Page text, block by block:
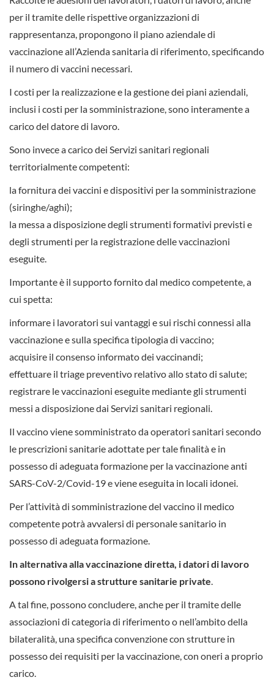
per il tramite delle rispettive organizzazioni di
rappresentanza, propongono il piano aziendale di
vaccinazione all’Azienda sanitaria di riferimento, specificando
il numero di vaccini necessari.
I costi per la realizzazione e la gestione dei piani aziendali,
inclusi i costi per la somministrazione, sono interamente a
carico del datore di lavoro.
Sono invece a carico dei Servizi sanitari regionali
territorialmente competenti:
la fornitura dei vaccini e dispositivi per la somministrazione
(siringhe/aghi);
la messa a disposizione degli strumenti formativi previsti e
degli strumenti per la registrazione delle vaccinazioni
eseguite.
Importante è il supporto fornito dal medico competente, a
cui spetta:
informare i lavoratori sui vantaggi e sui rischi connessi alla
vaccinazione e sulla specifica tipologia di vaccino;
acquisire il consenso informato dei vaccinandi;
effettuare il triage preventivo relativo allo stato di salute;
registrare le vaccinazioni eseguite mediante gli strumenti
messi a disposizione dai Servizi sanitari regionali.
Il vaccino viene somministrato da operatori sanitari secondo
le prescrizioni sanitarie adottate per tale finalità e in
possesso di adeguata formazione per la vaccinazione anti
SARS-CoV-2/Covid-19 e viene eseguita in locali idonei.
Per l’attività di somministrazione del vaccino il medico
competente potrà avvalersi di personale sanitario in
possesso di adeguata formazione.
In alternativa alla vaccinazione diretta, i datori di lavoro
possono rivolgersi a strutture sanitarie private.
A tal fine, possono concludere, anche per il tramite delle
associazioni di categoria di riferimento o nell’ambito della
bilateralità, una specifica convenzione con strutture in
possesso dei requisiti per la vaccinazione, con oneri a proprio
carico.